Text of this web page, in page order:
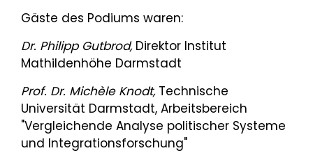
Gäste des Podiums waren:
Dr. Philipp Gutbrod, Direktor Institut
Mathildenhöhe Darmstadt
Prof. Dr. Michèle Knodt, Technische
Universität Darmstadt, Arbeitsbereich
"Vergleichende Analyse politischer Systeme
und Integrationsforschung"